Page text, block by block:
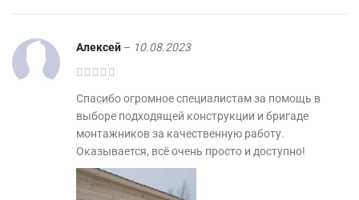
Алексей – 10.08.2023
Спасибо огромное специалистам за помощь в
выборе подходящей конструкции и бригаде
монтажников за качественную работу.
Оказывается, всё очень просто и доступно!